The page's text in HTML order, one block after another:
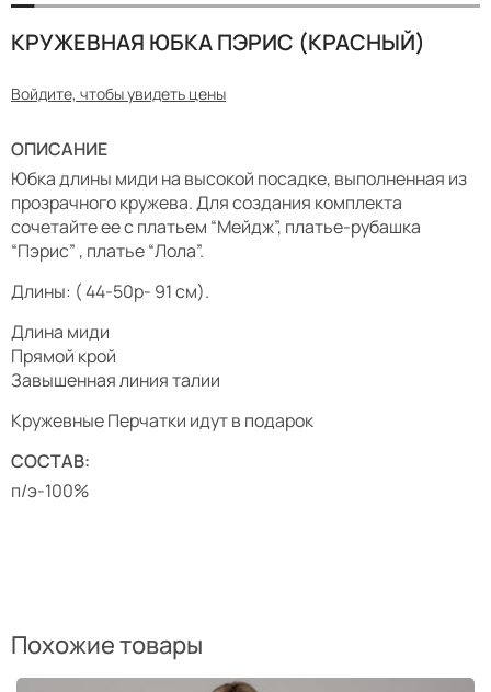
КРУЖЕВНАЯ ЮБКА ПЭРИС (КРАСНЫЙ)
Войдите, чтобы увидеть цены
ОПИСАНИЕ
Юбка длины миди на высокой посадке, выполненная из
прозрачного кружева. Для создания комплекта
сочетайте ее с платьем “Мейдж”, платье-рубашка
“Пэрис” , платье “Лола”.
Длины: ( 44-50р- 91 см).
Длина миди
Прямой крой
Завышенная линия талии
Кружевные Перчатки идут в подарок
СОСТАВ:
п/э-100%
Похожие товары